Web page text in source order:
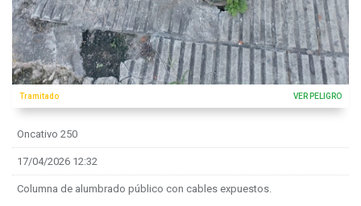
Tramitado VER PELIGRO
Oncativo 250
17/04/2026 12:32
Columna de alumbrado público con cables expuestos.